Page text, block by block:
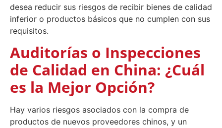
desea reducir sus riesgos de recibir bienes de calidad
inferior o productos básicos que no cumplen con sus
requisitos.
Auditorías o Inspecciones
de Calidad en China: ¿Cuál
es la Mejor Opción?
Hay varios riesgos asociados con la compra de
productos de nuevos proveedores chinos, y un